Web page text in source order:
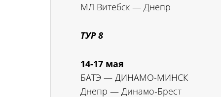
МЛ Витебск — Днепр
ТУР 8
14-17 мая
БАТЭ — ДИНАМО-МИНСК
Днепр — Динамо-Брест